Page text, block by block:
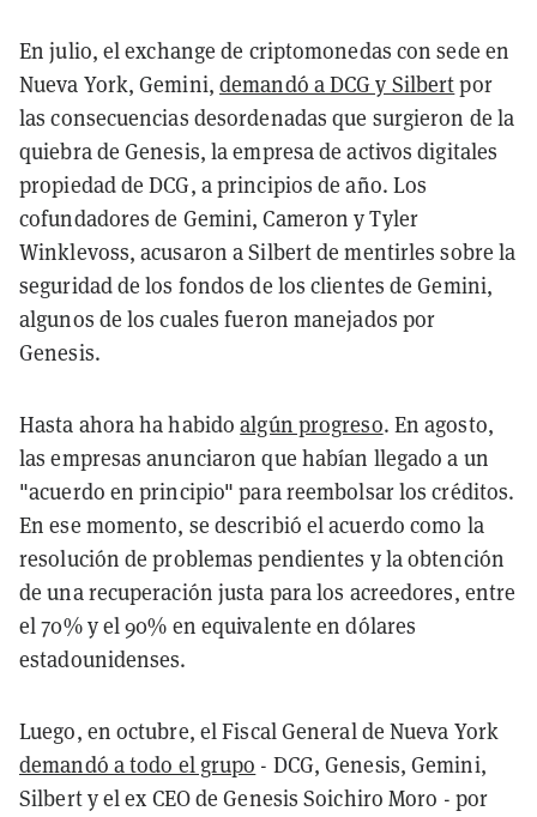
En julio, el exchange de criptomonedas con sede en
Nueva York, Gemini,demandó a DCG y Silbertpor
las consecuencias desordenadas que surgieron de la
quiebra de Genesis, la empresa de activos digitales
propiedad de DCG, a principios de año. Los
cofundadores de Gemini, Cameron y Tyler
Winklevoss, acusaron a Silbert de mentirles sobre la
seguridad de los fondos de los clientes de Gemini,
algunos de los cuales fueron manejados por
Genesis.
Hasta ahora ha habidoalgún progreso. En agosto,
las empresas anunciaron que habían llegado a un
"acuerdo en principio" para reembolsar los créditos.
En ese momento, se describió el acuerdo como la
resolución de problemas pendientes y la obtención
de una recuperación justa para los acreedores, entre
el 70% y el 90% en equivalente en dólares
estadounidenses.
Luego, en octubre, el Fiscal General de Nueva York
demandó a todo el grupo - DCG, Genesis, Gemini,
Silbert y el ex CEO de Genesis Soichiro Moro - por